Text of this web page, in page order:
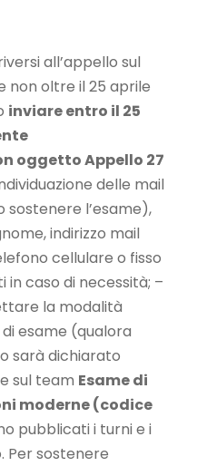
all’appello sul
non oltre il 25 aprile
inviare entro il 25
oggetto Appello 27
delle mail
sostenere l’esame),
indirizzo mail
cellulare o fisso
caso di necessità; –
la modalità
esame (qualora
sarà dichiarato
sul team Esame di
moderne (codice
pubblicati i turni e i
Per sostenere